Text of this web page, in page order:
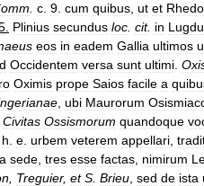
c 9 cum quibus ut et
Plinius secundus loc cit. in
eos in eadem Gallia ultimos
Occidentem versa sunt ultimi
Oximis prope Saios facile a
ubi Maurorum
Civitas Ossismorum quandoque
h e urbem veterem appellari
sede tres esse factas nimirum
Treguier, et S Brieu sed de ista